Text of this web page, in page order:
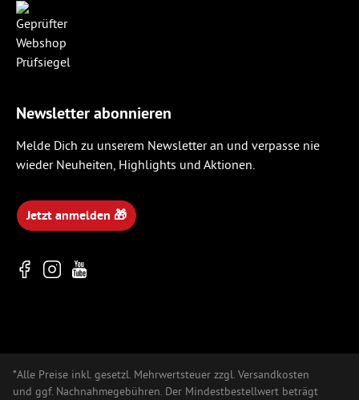
Newsletter abonnieren
Melde Dich zu unserem Newsletter an und verpasse nie
wieder Neuheiten, Highlights und Aktionen.
Jetzt anmelden 🎁
*Alle Preise inkl. gesetzl. Mehrwertsteuer zzgl. Versandkosten
und ggf. Nachnahmegebühren. Der Mindestbestellwert beträgt